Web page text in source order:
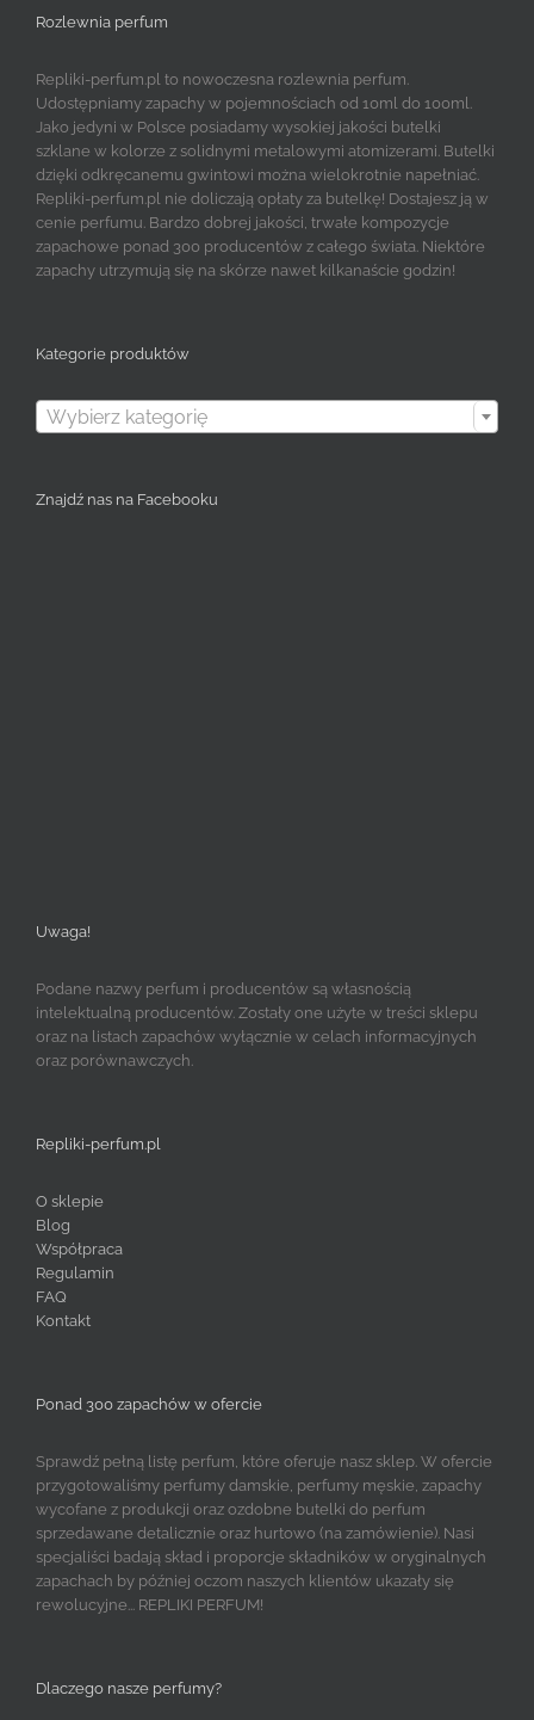
Rozlewnia perfum
Repliki-perfum.pl to nowoczesna rozlewnia perfum.
Udostępniamy zapachy w pojemnościach od 10ml do 100ml.
Jako jedyni w Polsce posiadamy wysokiej jakości butelki
szklane w kolorze z solidnymi metalowymi atomizerami. Butelki
dzięki odkręcanemu gwintowi można wielokrotnie napełniać.
Repliki-perfum.pl nie doliczają opłaty za butelkę! Dostajesz ją w
cenie perfumu. Bardzo dobrej jakości, trwałe kompozycje
zapachowe ponad 300 producentów z całego świata. Niektóre
zapachy utrzymują się na skórze nawet kilkanaście godzin!
Kategorie produktów
Wybierz kategorię
Znajdź nas na Facebooku
Uwaga!
Podane nazwy perfum i producentów są własnością
intelektualną producentów. Zostały one użyte w treści sklepu
oraz na listach zapachów wyłącznie w celach informacyjnych
oraz porównawczych.
Repliki-perfum.pl
O sklepie
Blog
Współpraca
Regulamin
FAQ
Kontakt
Ponad 300 zapachów w ofercie
Sprawdź pełną listę perfum, które oferuje nasz sklep. W ofercie
przygotowaliśmy perfumy damskie, perfumy męskie, zapachy
wycofane z produkcji oraz ozdobne butelki do perfum
sprzedawane detalicznie oraz hurtowo (na zamówienie). Nasi
specjaliści badają skład i proporcje składników w oryginalnych
zapachach by później oczom naszych klientów ukazały się
rewolucyjne... REPLIKI PERFUM!
Dlaczego nasze perfumy?